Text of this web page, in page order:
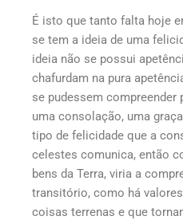
É isto que tanto falta hoje
se tem a ideia de uma
ideia não se possui
chafurdam na pura
se pudessem
uma consolação, uma
tipo de felicidade que a
celestes comunica, então
bens da Terra, viria a
transitório, como há
coisas terrenas e que